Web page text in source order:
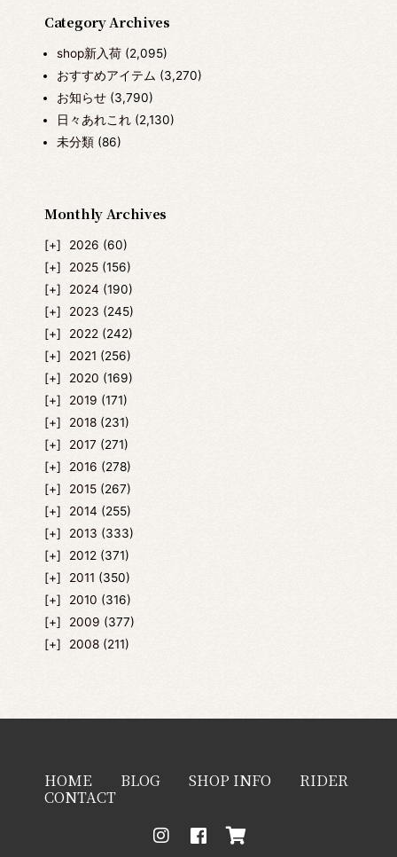
Category Archives
shop新入荷(2,095)
おすすめアイテム (3,270)
お知らせ(3,790)
日々あれこれ(2,130)
未分類(86)
Monthly Archives
2026 (60)
2025 (156)
2024 (190)
2023 (245)
2022 (242)
2021 (256)
2020 (169)
2019 (171)
2018 (231)
2017 (271)
2016 (278)
2015 (267)
2014 (255)
2013 (333)
2012 (371)
2011 (350)
2010 (316)
2009 (377)
2008 (211)
HOME BLOG SHOP INFO RIDER
CONTACT